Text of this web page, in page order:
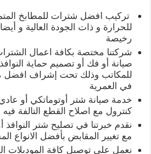
تركيب افضل شترات للمطابخ
للحرارة و ذات الجودة العالية و
رخيصة
شركتنا مختصة بكافة اعمال
صيانة أو فك أو تصميم حماية
للمكاتب وذلك تحت إشراف
في العمرية
خدمة صيانة شتر أوتوماتكي أو
كنترول مع اصلاح القطع التالفة فيه
نقدم خبرتنا في تصليح شتر النوافذ
مع تغيير المقابض بأفضل الانواع
نعمل على توصيل كافة الموديلات